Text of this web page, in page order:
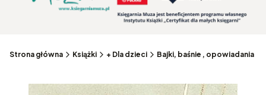
Strona główna Książki + Dla dzieci Bajki, baśnie , opowiadania